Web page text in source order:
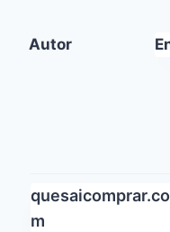
Autor
quesaicomprar.co
m